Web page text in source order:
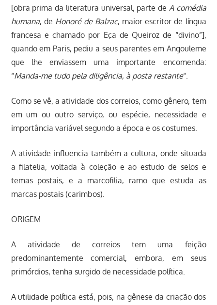
[obra prima da literatura universal, parte de A comédia
humana, de Honoré de Balzac, maior escritor de língua
francesa e chamado por Eça de Queiroz de “divino”],
quando em Paris, pediu a seus parentes em Angouleme
que lhe enviassem uma importante encomenda:
“Manda-me tudo pela diligência, à posta restante“.
Como se vê, a atividade dos correios, como gênero, tem
em um ou outro serviço, ou espécie, necessidade e
importância variável segundo a época e os costumes.
A atividade influencia também a cultura, onde situada
a filatelia, voltada à coleção e ao estudo de selos e
temas postais, e a marcofilia, ramo que estuda as
marcas postais (carimbos).
ORIGEM
A atividade de correios tem uma feição
predominantemente comercial, embora, em seus
primórdios, tenha surgido de necessidade política.
A utilidade política está, pois, na gênese da criação dos